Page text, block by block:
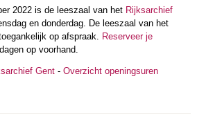
2022 is de leeszaal van het Rijksarchief
en donderdag. De leeszaal van het
op afspraak. Reserveer je
op voorhand.
Gent- Overzicht openingsuren